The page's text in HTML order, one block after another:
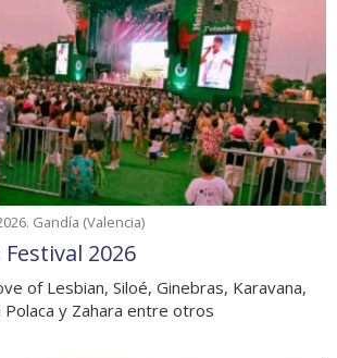
Gandía (Valencia)
2026
of Lesbian, Siloé, Ginebras, Karavana,
Polaca y Zahara entre otros